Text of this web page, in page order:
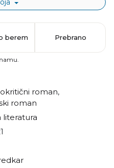
roman,
roman
literatura
berem Prebrano